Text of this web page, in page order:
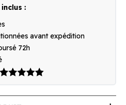
:
avant expédition
72h